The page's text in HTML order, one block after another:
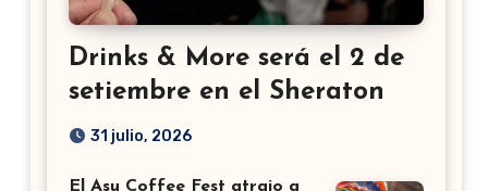
Drinks & More será el 2 de
setiembre en el Sheraton
31 julio, 2026
El Asu Coffee Fest atrajo a